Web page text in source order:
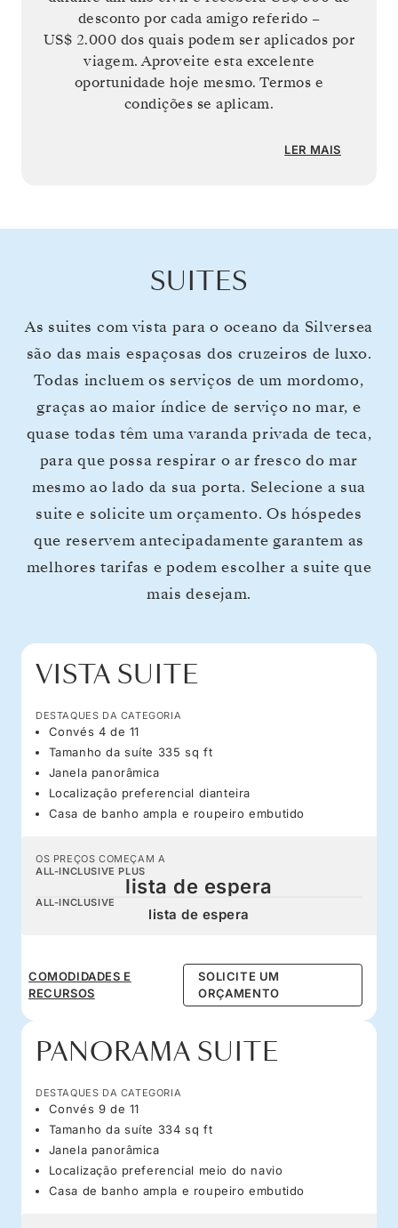
desconto por cada amigo referido –
US$ 2.000 dos quais podem ser aplicados por
viagem. Aproveite esta excelente
oportunidade hoje mesmo. Termos e
condições se aplicam.
LER MAIS
SUITES
As suites com vista para o oceano da Silversea
são das mais espaçosas dos cruzeiros de luxo.
Todas incluem os serviços de um mordomo,
graças ao maior índice de serviço no mar, e
quase todas têm uma varanda privada de teca,
para que possa respirar o ar fresco do mar
mesmo ao lado da sua porta. Selecione a sua
suite e solicite um orçamento. Os hóspedes
que reservem antecipadamente garantem as
melhores tarifas e podem escolher a suite que
mais desejam.
VISTA SUITE
DESTAQUES DA CATEGORIA
Convés 4 de 11
Tamanho da suíte 335 sq ft
Janela panorâmica
Localização preferencial dianteira
Casa de banho ampla e roupeiro embutido
OS PREÇOS COMEÇAM A
ALL-INCLUSIVE PLUS
lista de espera
ALL-INCLUSIVE
lista de espera
COMODIDADES E
RECURSOS
SOLICITE UM
ORÇAMENTO
PANORAMA SUITE
DESTAQUES DA CATEGORIA
Convés 9 de 11
Tamanho da suíte 334 sq ft
Janela panorâmica
Localização preferencial meio do navio
Casa de banho ampla e roupeiro embutido